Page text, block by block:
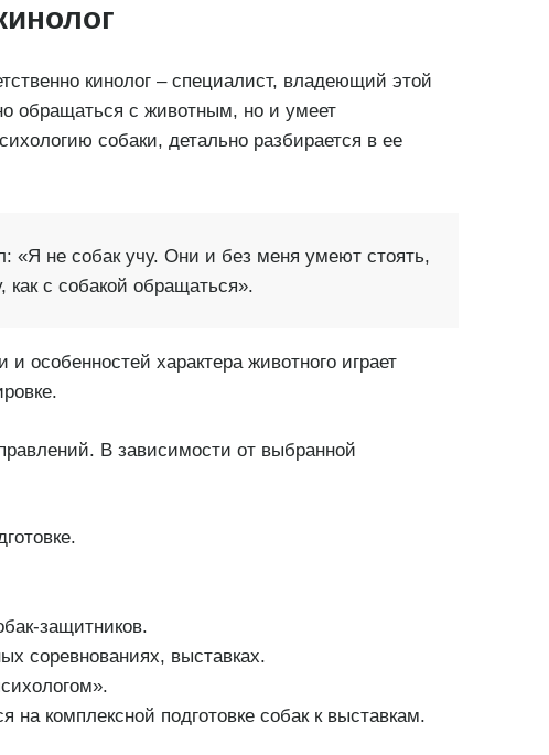
кинолог – специалист, владеющий этой
обращаться с животным, но и умеет
собаки, детально разбирается в ее
«Я не собак учу. Они и без меня умеют стоять,
как с собакой обращаться».
особенностей характера животного играет
В зависимости от выбранной
защитников.
соревнованиях, выставках.
на комплексной подготовке собак к выставкам.